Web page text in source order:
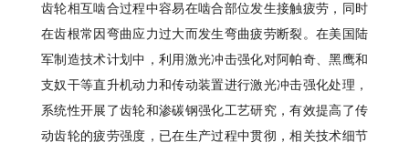
齿轮相互啮合过程中容易在啮合部位发生接触疲劳，同时
在齿根常因弯曲应力过大而发生弯曲疲劳断裂。在美国陆
军制造技术计划中，利用激光冲击强化对阿帕奇、黑鹰和
支奴干等直升机动力和传动装置进行激光冲击强化处理，
系统性开展了齿轮和渗碳钢强化工艺研究，有效提高了传
动齿轮的疲劳强度，已在生产过程中贯彻，相关技术细节